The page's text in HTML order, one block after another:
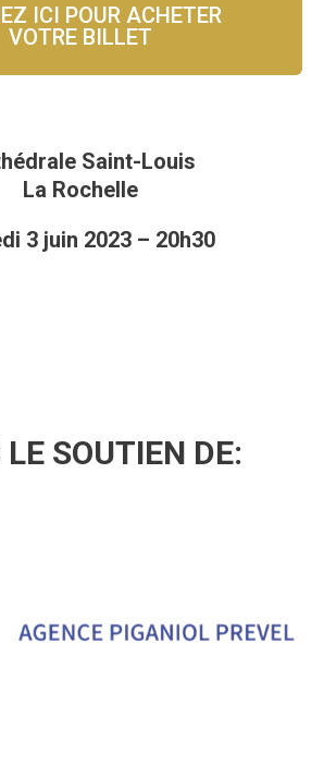
ICI POUR ACHETER
VOTRE BILLET
Saint-Louis
La Rochelle
3 juin 2023 – 20h30
SOUTIEN DE: